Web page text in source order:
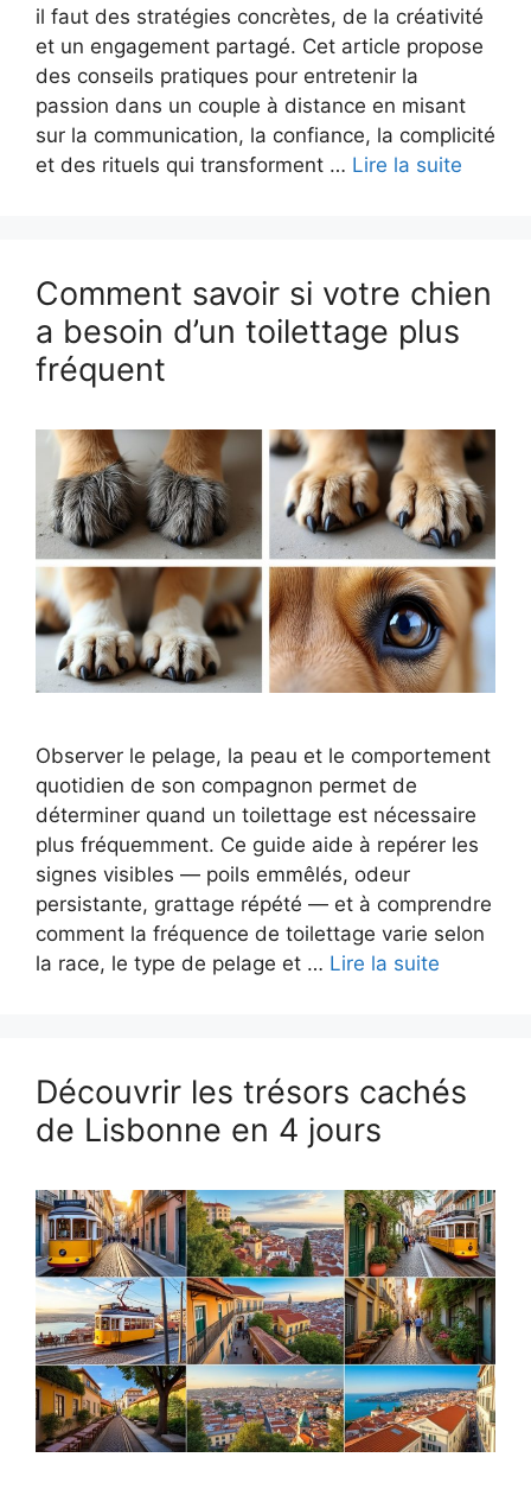
il faut des stratégies concrètes, de la créativité
et un engagement partagé. Cet article propose
des conseils pratiques pour entretenir la
passion dans un couple à distance en misant
sur la communication, la confiance, la complicité
et des rituels qui transforment … Lire la suite
Comment savoir si votre chien
a besoin d’un toilettage plus
fréquent
Observer le pelage, la peau et le comportement
quotidien de son compagnon permet de
déterminer quand un toilettage est nécessaire
plus fréquemment. Ce guide aide à repérer les
signes visibles — poils emmêlés, odeur
persistante, grattage répété — et à comprendre
comment la fréquence de toilettage varie selon
la race, le type de pelage et … Lire la suite
Découvrir les trésors cachés
de Lisbonne en 4 jours